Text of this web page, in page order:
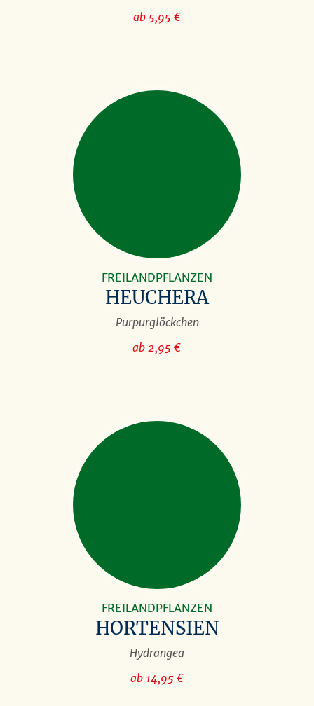
ab 5,95 €
HEUCHERA
FREILANDPFLANZEN
Purpurglöckchen
ab 2,95 €
HORTENSIEN
FREILANDPFLANZEN
Hydrangea
ab 14,95 €